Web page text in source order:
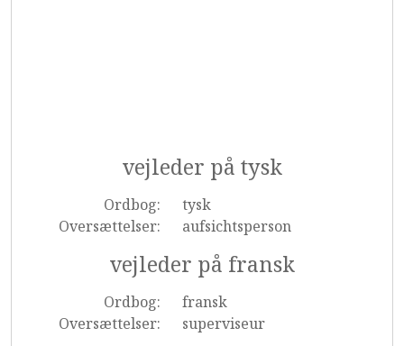
vejleder på tysk
Ordbog:
tysk
Oversættelser:
aufsichtsperson
vejleder på fransk
Ordbog:
fransk
Oversættelser:
superviseur